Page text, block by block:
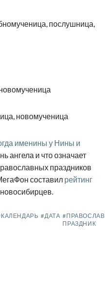
послушница,
новомученица
именины у Нины и
ангела и что означает
праздников
составил рейтинг
новосибирцев.
#ДАТА
ПРАЗДНИК